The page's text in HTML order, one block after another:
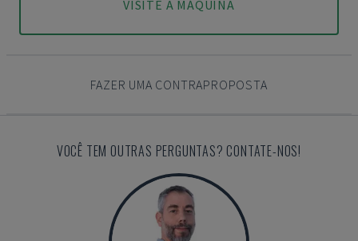
VISITE A MÁQUINA
FAZER UMA CONTRAPROPOSTA
VOCÊ TEM OUTRAS PERGUNTAS? CONTATE-NOS!